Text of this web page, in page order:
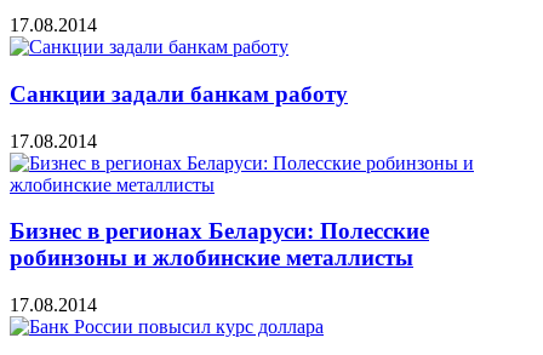
17.08.2014
Санкции задали банкам работу
17.08.2014
Бизнес в регионах Беларуси: Полесские
робинзоны и жлобинские металлисты
17.08.2014